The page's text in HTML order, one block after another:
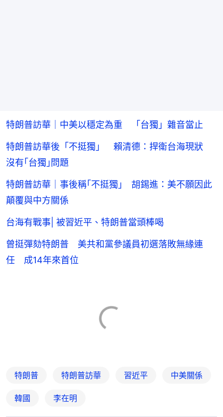
特朗普訪華｜中美以穩定為重 「台獨」雜音當止
特朗普訪華後「不挺獨」 賴清德：捍衛台海現狀
沒有｢台獨｣問題
特朗普訪華｜事後稱｢不挺獨｣ 胡錫進：美不願因此
顛覆與中方關係
台海有戰事| 被習近平、特朗普當頭棒喝
曾挺彈劾特朗普 美共和黨參議員初選落敗無緣連
任 成14年來首位
特朗普 特朗普訪華 習近平 中美關係
韓國 李在明